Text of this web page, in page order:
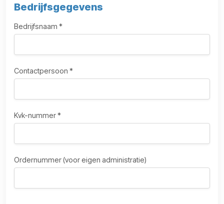
Bedrijfsgegevens
Bedrijfsnaam *
Contactpersoon *
Kvk-nummer *
Ordernummer (voor eigen administratie)